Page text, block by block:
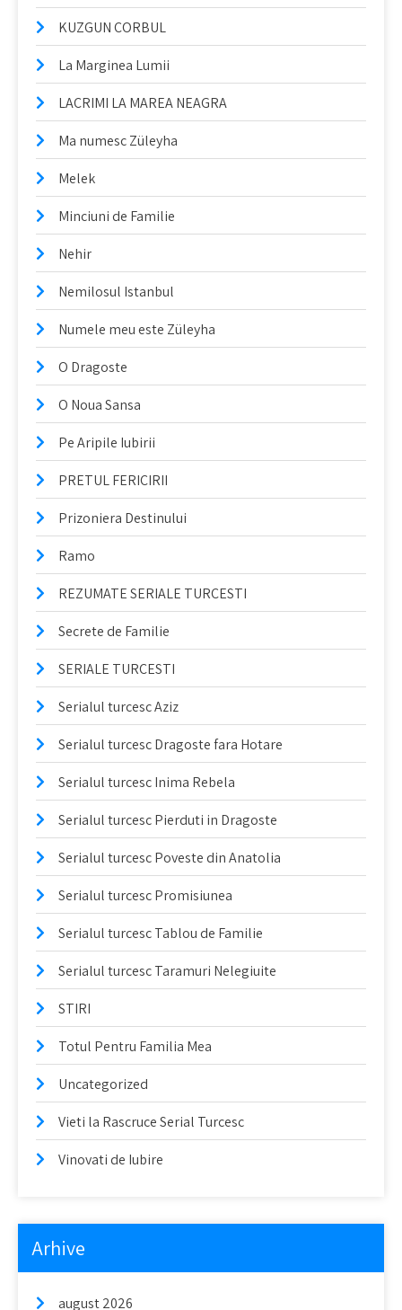
KUZGUN CORBUL
La Marginea Lumii
LACRIMI LA MAREA NEAGRA
Ma numesc Züleyha
Melek
Minciuni de Familie
Nehir
Nemilosul Istanbul
Numele meu este Züleyha
O Dragoste
O Noua Sansa
Pe Aripile Iubirii
PRETUL FERICIRII
Prizoniera Destinului
Ramo
REZUMATE SERIALE TURCESTI
Secrete de Familie
SERIALE TURCESTI
Serialul turcesc Aziz
Serialul turcesc Dragoste fara Hotare
Serialul turcesc Inima Rebela
Serialul turcesc Pierduti in Dragoste
Serialul turcesc Poveste din Anatolia
Serialul turcesc Promisiunea
Serialul turcesc Tablou de Familie
Serialul turcesc Taramuri Nelegiuite
STIRI
Totul Pentru Familia Mea
Uncategorized
Vieti la Rascruce Serial Turcesc
Vinovati de Iubire
Arhive
august 2026